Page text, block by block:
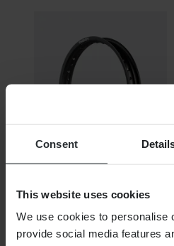
Consent
This website uses cookies
We use cookies to personalise
provide social media features
€ 64,99
Oorspronkelijk: € 174,99
Achtervelg Twenty 7050 T6